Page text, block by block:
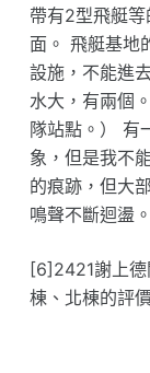
帶有2型飛艇
面。 飛艇基地
設施，不能進
水大，有兩個
隊站點。） 有
象，但是我不
的痕跡，但大
鳴聲不斷迴盪。
[6]2421謝上
棟、北棟的評價